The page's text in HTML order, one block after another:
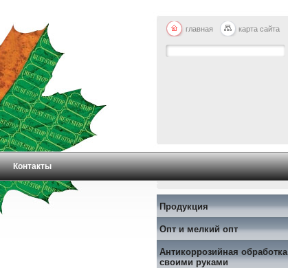
Контакты
главная карта сайта
Продукция
Опт и мелкий опт
Антикоррозийная обработка
своими руками